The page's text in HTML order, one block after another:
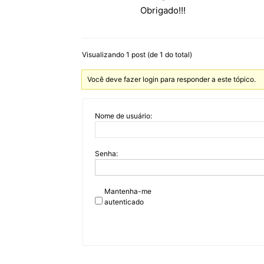
Obrigado!!!
Visualizando 1 post (de 1 do total)
Você deve fazer login para responder a este tópico.
Nome de usuário:
Senha:
Mantenha-me
autenticado